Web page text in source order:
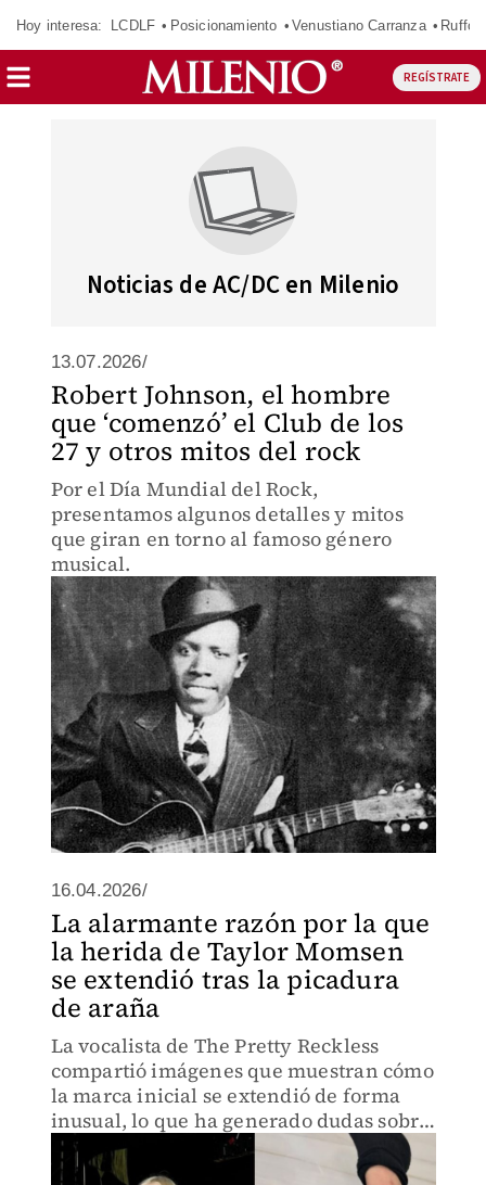
Hoy interesa: LCDLF Posicionamiento Venustiano Carranza Ruffo
REGÍSTRATE
Noticias de AC/DC en Milenio
13.07.2026/
Robert Johnson, el hombre
que ‘comenzó’ el Club de los
27 y otros mitos del rock
Por el Día Mundial del Rock,
presentamos algunos detalles y mitos
que giran en torno al famoso género
musical.
16.04.2026/
La alarmante razón por la que
la herida de Taylor Momsen
se extendió tras la picadura
de araña
La vocalista de The Pretty Reckless
compartió imágenes que muestran cómo
la marca inicial se extendió de forma
inusual, lo que ha generado dudas sobre
el tipo de arácnido y la reacción de su
sistema inmunológico